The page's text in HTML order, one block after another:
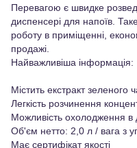
Перевагою є швидке
диспенсері для напоїв.
роботу в приміщенні,
продажі.
Найважливіша інформація:
Містить екстракт зеленого
Легкість розчинення
Можливість охолодження в
Об'єм нетто: 2,0 л / вага з
Має сертифікат якості